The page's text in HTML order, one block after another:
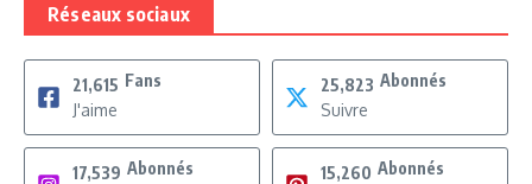
Réseaux sociaux
21,615 Fans
J'aime
25,823 Abonnés
Suivre
17,539 Abonnés
15,260 Abonnés